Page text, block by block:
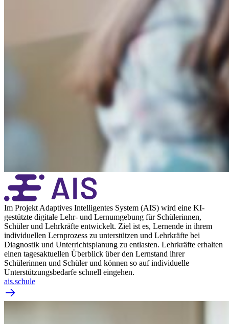
Im Projekt Adaptives Intelligentes System (AIS) wird eine KI-
gestützte digitale Lehr- und Lernumgebung für Schülerinnen,
Schüler und Lehrkräfte entwickelt. Ziel ist es, Lernende in ihrem
individuellen Lernprozess zu unterstützen und Lehrkräfte bei
Diagnostik und Unterrichtsplanung zu entlasten. Lehrkräfte erhalten
einen tagesaktuellen Überblick über den Lernstand ihrer
Schülerinnen und Schüler und können so auf individuelle
Unterstützungsbedarfe schnell eingehen.
ais.schule